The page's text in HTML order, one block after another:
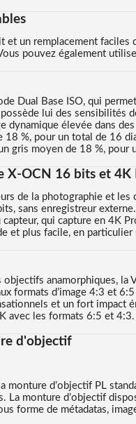
et un remplacement
pouvez également
Dual Base ISO, qui
lui des sensibilités
dynamique élevée dans
18 %, pour un total de 16
gris moyen de 18 %, pour
X-OCN 16 bits et
de la photographie et
sans enregistreur
qui capture en 4K
et plus facile, en
anamorphiques, la
formats d’image 4:3 et
et un fort impact
avec les formats 6:5 et 4:3.
d'objectif
monture d’objectif PL
La monture d’objectif
forme de métadatas,